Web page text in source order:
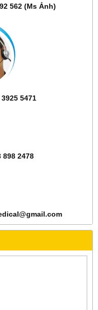
562 (Ms Ảnh)
5471
898 2478